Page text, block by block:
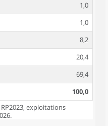
1,0
1,0
8,2
20,4
69,4
100,0
RP2023, exploitations